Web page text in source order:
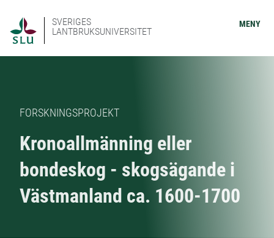
SVERIGES
LANTBRUKSUNIVERSITET
MENY
FORSKNINGSPROJEKT
Kronoallmänning eller
bondeskog - skogsägande i
Västmanland ca. 1600-1700